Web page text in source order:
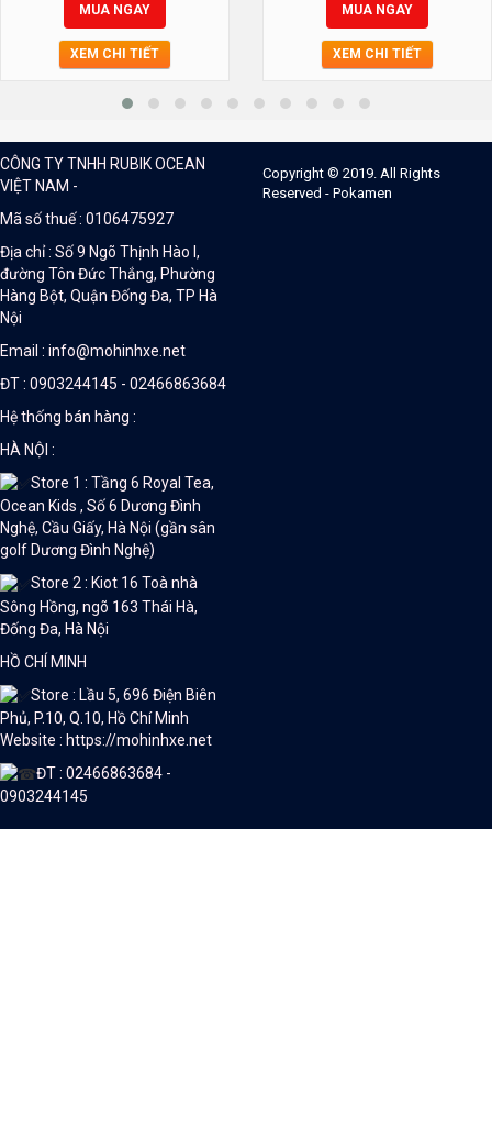
MUA NGAY
XEM CHI TIẾT
MUA NGAY
XEM CHI TIẾT
CÔNG TY TNHH RUBIK OCEAN
VIỆT NAM -
Mã số thuế : 0106475927
Địa chỉ : Số 9 Ngõ Thịnh Hào I,
đường Tôn Đức Thắng, Phường
Hàng Bột, Quận Đống Đa, TP Hà
Nội
Email : info@mohinhxe.net
ĐT : 0903244145 - 02466863684
Hệ thống bán hàng :
HÀ NỘI :
Store 1 : Tầng 6 Royal Tea,
Ocean Kids , Số 6 Dương Đình
Nghệ, Cầu Giấy, Hà Nội (gần sân
golf Dương Đình Nghệ)
Store 2 : Kiot 16 Toà nhà
Sông Hồng, ngõ 163 Thái Hà,
Đống Đa, Hà Nội
HỒ CHÍ MINH
Store : Lầu 5, 696 Điện Biên
Phủ, P.10, Q.10, Hồ Chí Minh
Website : https://mohinhxe.net
ĐT : 02466863684 -
0903244145
Copyright © 2019. All Rights
Reserved - Pokamen